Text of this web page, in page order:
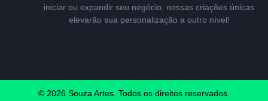
iniciar ou expandir seu negócio, nossas criações únicas
elevarão sua personalização a outro nível!
© 2026 Souza Artes. Todos os direitos reservados.